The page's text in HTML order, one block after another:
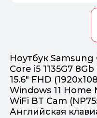
Ноутбук Samsung
Core i5 1135G7
15.6" FHD
Windows 11
WiFi BT Cam
Английская